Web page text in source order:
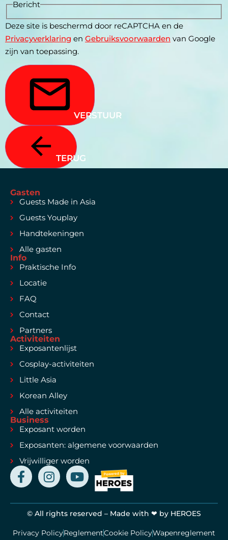
Bericht
Deze site is beschermd door reCAPTCHA en de
Privacyverklaring en Gebruiksvoorwaarden van Google
zijn van toepassing.
VERSTUUR
TERUG
Gasten
Guests Made in Asia
Guests Youplay
Handtekeningen
Alle gasten
Info
Praktische Info
Locatie
FAQ
Contact
Partners
Activiteiten
Exposantenlijst
Cosplay-activiteiten
Little Asia
Korean Alley
Alle activiteiten
Business
Exposant worden
Exposanten: algemene voorwaarden
Vrijwilliger worden
© All rights reserved – Made with ❤ by HEROES
Privacy PolicyReglementCookie PolicyWapenreglement